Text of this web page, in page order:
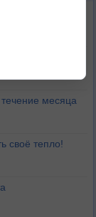
превысила
жары
месяца
своё тепло!